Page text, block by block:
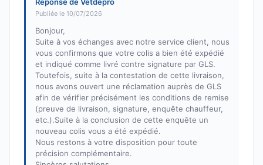
Publiée le 10/07/2026
Bonjour,
Suite à vos échanges avec notre service client, nous
vous confirmons que votre colis a bien été expédié
et indiqué comme livré contre signature par GLS.
Toutefois, suite à la contestation de cette livraison,
nous avons ouvert une réclamation auprès de GLS
afin de vérifier précisément les conditions de remise
(preuve de livraison, signature, enquête chauffeur,
etc.).Suite à la conclusion de cette enquête un
nouveau colis vous a été expédié.
Nous restons à votre disposition pour toute
précision complémentaire.